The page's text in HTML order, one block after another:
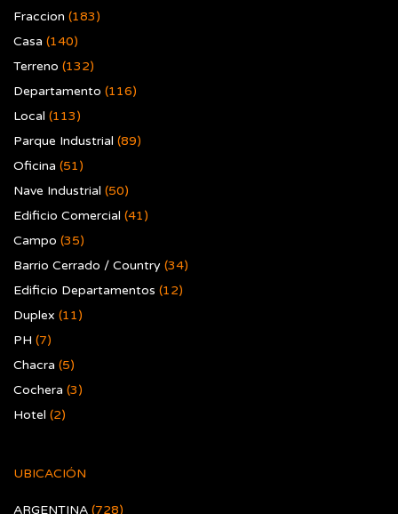
Fraccion (183)
Casa (140)
Terreno (132)
Departamento (116)
Local (113)
Parque Industrial (89)
Oficina (51)
Nave Industrial (50)
Edificio Comercial (41)
Campo (35)
Barrio Cerrado / Country (34)
Edificio Departamentos (12)
Duplex (11)
PH (7)
Chacra (5)
Cochera (3)
Hotel (2)
UBICACIÓN
ARGENTINA (728)